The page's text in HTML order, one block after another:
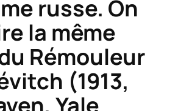
russe. On
la même
Rémouleur
(1913,